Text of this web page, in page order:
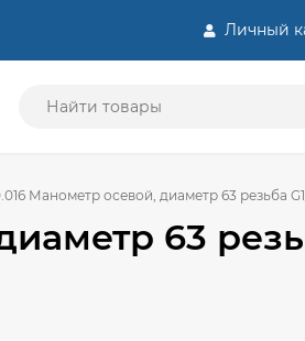
Личный
Манометр осевой, диаметр 63 резьба
63